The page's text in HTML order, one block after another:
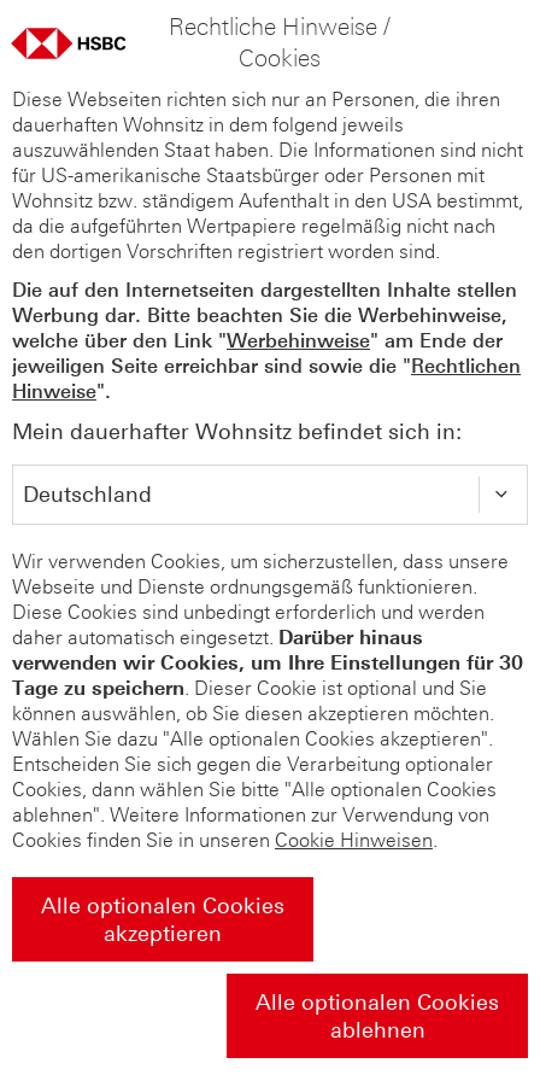
Rechtliche Hinweise /
Cookies
Diese Webseiten richten sich nur an Personen, die ihren
dauerhaften Wohnsitz in dem folgend jeweils
auszuwählenden Staat haben. Die Informationen sind nicht
für US-amerikanische Staatsbürger oder Personen mit
Wohnsitz bzw. ständigem Aufenthalt in den USA bestimmt,
da die aufgeführten Wertpapiere regelmäßig nicht nach
den dortigen Vorschriften registriert worden sind.
Die auf den Internetseiten dargestellten Inhalte stellen
Werbung dar. Bitte beachten Sie die Werbehinweise,
welche über den Link "Werbehinweise" am Ende der
jeweiligen Seite erreichbar sind sowie die "Rechtlichen
Hinweise".
Mein dauerhafter Wohnsitz befindet sich in:
Wir verwenden Cookies, um sicherzustellen, dass unsere
Webseite und Dienste ordnungsgemäß funktionieren.
Diese Cookies sind unbedingt erforderlich und werden
daher automatisch eingesetzt. Darüber hinaus
verwenden wir Cookies, um Ihre Einstellungen für 30
Tage zu speichern. Dieser Cookie ist optional und Sie
können auswählen, ob Sie diesen akzeptieren möchten.
Wählen Sie dazu "Alle optionalen Cookies akzeptieren".
Entscheiden Sie sich gegen die Verarbeitung optionaler
Cookies, dann wählen Sie bitte "Alle optionalen Cookies
ablehnen". Weitere Informationen zur Verwendung von
Cookies finden Sie in unseren Cookie Hinweisen.
Alle optionalen Cookies
akzeptieren
Alle optionalen Cookies
ablehnen